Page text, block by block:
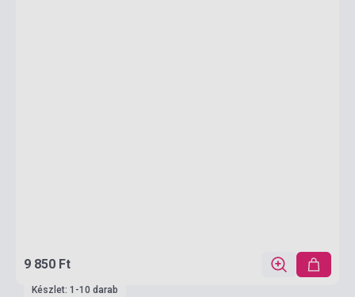
9 850 Ft
Készlet: 1-10 darab